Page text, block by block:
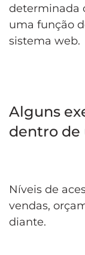
determinada
uma função
sistema web.
Alguns
dentro de
Níveis de
vendas,
diante.